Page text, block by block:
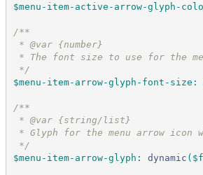
$menu-item-active-arrow-glyph-
/**
* @var {number}
* The font size to use for the
*/
$menu-item-arrow-glyph-font-size :
/**
* @var {string/list}
* Glyph for the menu arrow
*/
$menu-item-arrow-glyph : dynamic (